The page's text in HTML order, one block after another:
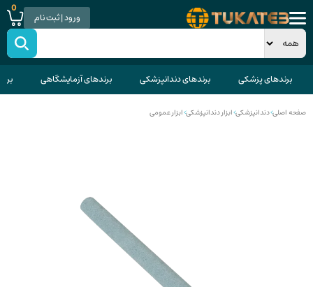
ورود | ثبت نام
0
برندهای پزشکی برندهای دندانپزشکی برندهای آزمایشگاهی
صفحه اصلی>دندانپزشکی>ابزار دندانپزشکی>ابزار عمومی